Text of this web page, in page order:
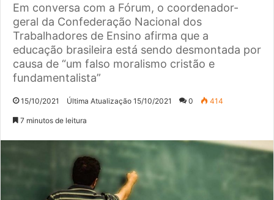
Em conversa com a Fórum, o coordenador-
geral da Confederação Nacional dos
Trabalhadores de Ensino afirma que a
educação brasileira está sendo desmontada por
causa de “um falso moralismo cristão e
fundamentalista”
15/10/2021 Última Atualização 15/10/2021 0 414
7 minutos de leitura